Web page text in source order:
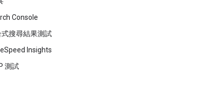
Console
式搜尋結果測試
Insights
測試